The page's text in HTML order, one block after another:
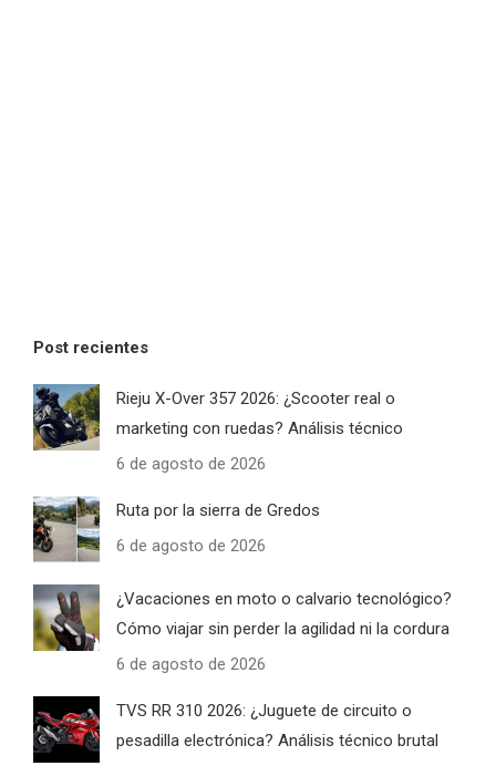
Post recientes
Rieju X-Over 357 2026: ¿Scooter real o
marketing con ruedas? Análisis técnico
6 de agosto de 2026
Ruta por la sierra de Gredos
6 de agosto de 2026
¿Vacaciones en moto o calvario tecnológico?
Cómo viajar sin perder la agilidad ni la cordura
6 de agosto de 2026
TVS RR 310 2026: ¿Juguete de circuito o
pesadilla electrónica? Análisis técnico brutal